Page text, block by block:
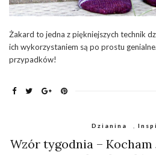
Żakard to jedna z piękniejszych technik
ich wykorzystaniem są po prostu
przypadków!
Dzianina
Wzór tygodnia – Kocham